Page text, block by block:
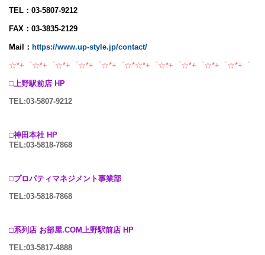
TEL：03-5807-9212
FAX：03-3835-2129
Mail： https://www.up-style.jp/contact/
☆*+゜☆*+゜☆*+゜☆*+゜☆*+゜☆*☆*+゜☆*+゜☆*+゜☆*+゜☆*+゜
□ 上野駅前店 HP
TEL:03-5807-9212
□神田本社 HP
TEL:03-5818-7868
□プロパティマネジメント事業部
TEL:03-5818-7868
□系列店 お部屋.COM上野駅前店 HP
TEL:03-5817-4888